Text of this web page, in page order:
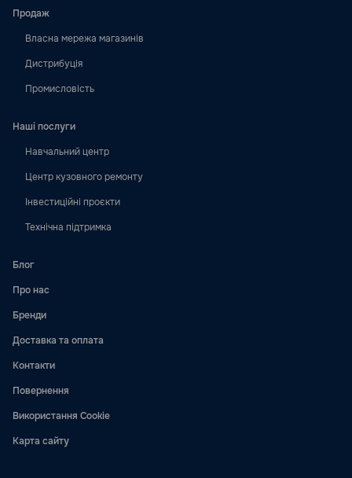
Продаж
Власна мережа магазинів
Дистрибуція
Промисловість
Наші послуги
Навчальний центр
Центр кузовного ремонту
Інвестиційні проєкти
Технічна підтримка
Блог
Про нас
Бренди
Доставка та оплата
Контакти
Повернення
Використання Cookie
Карта сайту